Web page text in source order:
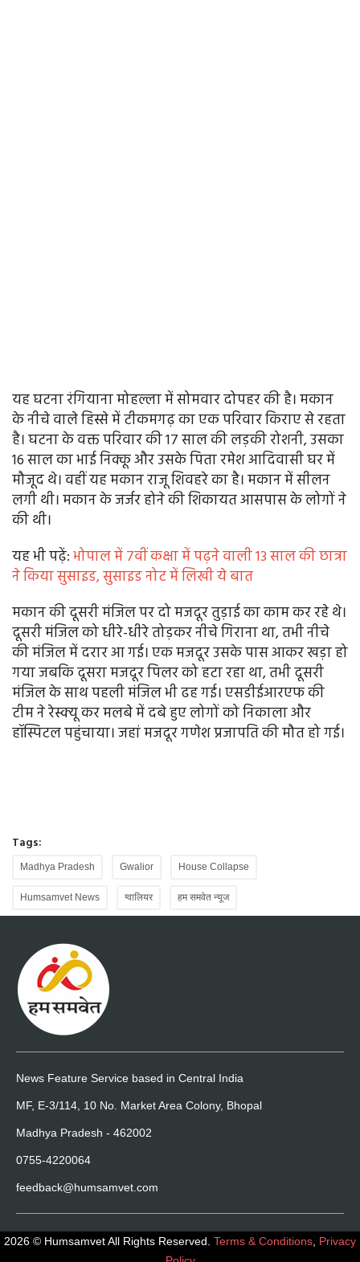
यह घटना रंगियाना मोहल्ला में सोमवार दोपहर की है। मकान
के नीचे वाले हिस्से में टीकमगढ़ का एक परिवार किराए से रहता
है। घटना के वक्त परिवार की 17 साल की लड़की रोशनी, उसका
16 साल का भाई निक्कू और उसके पिता रमेश आदिवासी घर में
मौजूद थे। वहीं यह मकान राजू शिवहरे का है। मकान में सीलन
लगी थी। मकान के जर्जर होने की शिकायत आसपास के लोगों ने
की थी।
यह भी पढ़ें:भोपाल में 7वीं कक्षा में पढ़ने वाली 13 साल की छात्रा
ने किया सुसाइड, सुसाइड नोट में लिखी ये बात
मकान की दूसरी मंजिल पर दो मजदूर तुड़ाई का काम कर रहे थे।
दूसरी मंजिल को धीरे-धीरे तोड़कर नीचे गिराना था, तभी नीचे
की मंजिल में दरार आ गई। एक मजदूर उसके पास आकर खड़ा हो
गया जबकि दूसरा मजदूर पिलर को हटा रहा था, तभी दूसरी
मंजिल के साथ पहली मंजिल भी ढह गई। एसडीईआरएफ की
टीम ने रेस्क्यू कर मलबे में दबे हुए लोगों को निकाला और
हॉस्पिटल पहुंचाया। जहां मजदूर गणेश प्रजापति की मौत हो गई।
Tags:
Madhya Pradesh Gwalior House Collapse
Humsamvet News ग्वालियर हम समवेत न्यूज
News Feature Service based in Central India
MF, E-3/114, 10 No. Market Area Colony, Bhopal
Madhya Pradesh - 462002
0755-4220064
feedback@humsamvet.com
2026 © Humsamvet All Rights Reserved. Terms & Conditions Privacy